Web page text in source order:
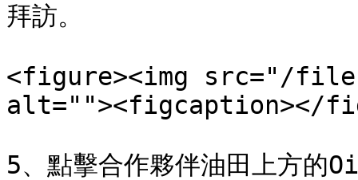
拜訪。
<figure><img src="/files/
alt=""><figcaption></
5、點擊合作夥伴油田上方的